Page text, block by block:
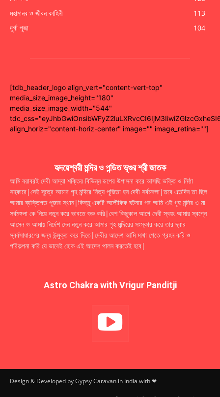
মহামানব ও জীবন কাহিনী
113
দূর্গা পূজা
104
[tdb_header_logo align_vert="content-vert-top"
media_size_image_height="180"
media_size_image_width="544"
align_horiz="content-horiz-center" image="" image_retina=""]
হৃদয়েশ্বরী মন্দির ও পন্ডিত ভৃগুর শ্রী জাতক
আমি বরাবরই দেবী আদ্যা শক্তির বিভিন্ন রূপের উপাসনা করে আসছি ভক্তি ও নিষ্ঠা
সহকারে|সেই সূত্রে আমার গৃহ মন্দিরে নিত্য পূজিতা হন দেবী সর্বমঙ্গলা|তবে এতদিন তা ছিল
আমার ব্যক্তিগত পূজার স্থান|কিন্তু একটি অলৌকিক ঘটনার পর আমি এই গৃহ মন্দির ও মা
সর্বমঙ্গলা কে নিয়ে নতুন করে ভাবতে শুরু করি|বেশ কিছুকাল আগে দেবী স্বয়ং আমার স্বপ্নে
আসেন ও আমায় নির্দেশ দেন নতুন করে আমার গৃহ মন্দিরের সংস্কার করে তার দ্বার
স্বর্বসাধারণের জন্য উন্মুক্ত করে দিতে|দেবীর আদেশ আমি মাথা পেতে গ্রহন করি ও
পরিকল্পনা করি যে ভাবেই হোক এই আদেশ পালন করতেই হবে|
Astro Chakra with Vrigur Panditji
Design & Developed by Gypsy Caravan in India with ❤